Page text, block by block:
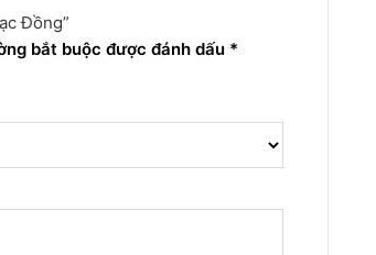
Đồng”
bắt buộc được đánh dấu *